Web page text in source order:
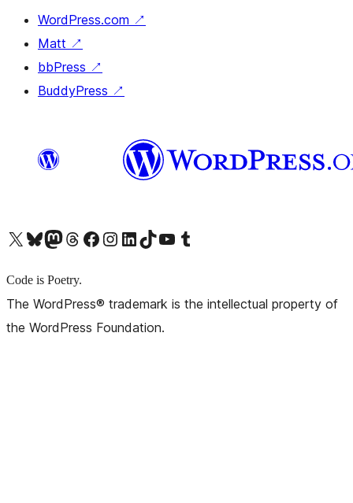
WordPress.com ↗
Matt ↗
bbPress ↗
BuddyPress ↗
X (旧 Twitter) アカウントへBluesky アカウントへMastodon アカウントへThreads アカウントへ Facebook ページへInstagram アカウントへ LinkedIn アカウントへTikTok アカウントへYouTube チャンネルへ Tumblr アカウントへ
Code is Poetry.
The WordPress® trademark is the intellectual property of
the WordPress Foundation.